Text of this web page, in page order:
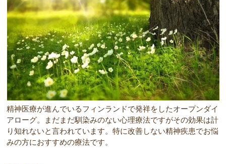
精神医療が進んでいるフィンランドで発祥をしたオープンダイ
アローグ。まだまだ馴染みのない心理療法ですがその効果は計
り知れないと言われています。特に改善しない精神疾患でお悩
みの方におすすめの療法です。